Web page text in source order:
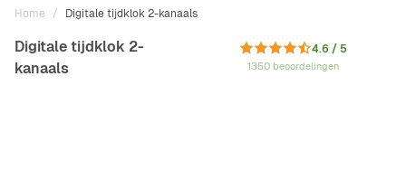
Home / Digitale tijdklok 2-kanaals
Digitale tijdklok 2-
kanaals
4.6 / 5
1350 beoordelingen